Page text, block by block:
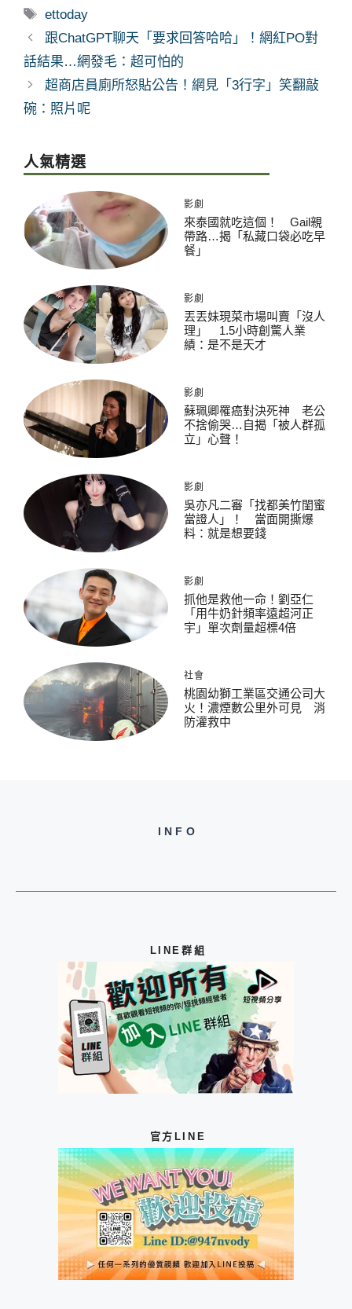
類
標
籤
ettoday
跟ChatGPT聊天「要求回答哈哈」！網紅PO對
話結果…網發毛：超可怕的
超商店員廁所怒貼公告！網見「3行字」笑翻敲
碗：照片呢
人氣精選
影劇
來泰國就吃這個！ Gail親
帶路…揭「私藏口袋必吃早
餐」
影劇
丟丟妹現菜市場叫賣「沒人
理」 1.5小時創驚人業
績：是不是天才
影劇
蘇珮卿罹癌對決死神 老公
不捨偷哭…自揭「被人群孤
立」心聲！
影劇
吳亦凡二審「找都美竹閨蜜
當證人」！ 當面開撕爆
料：就是想要錢
影劇
抓他是救他一命！劉亞仁
「用牛奶針頻率遠超河正
宇」單次劑量超標4倍
社會
桃園幼獅工業區交通公司大
火！濃煙數公里外可見 消
防灌救中
INFO
LINE群組
官方LINE